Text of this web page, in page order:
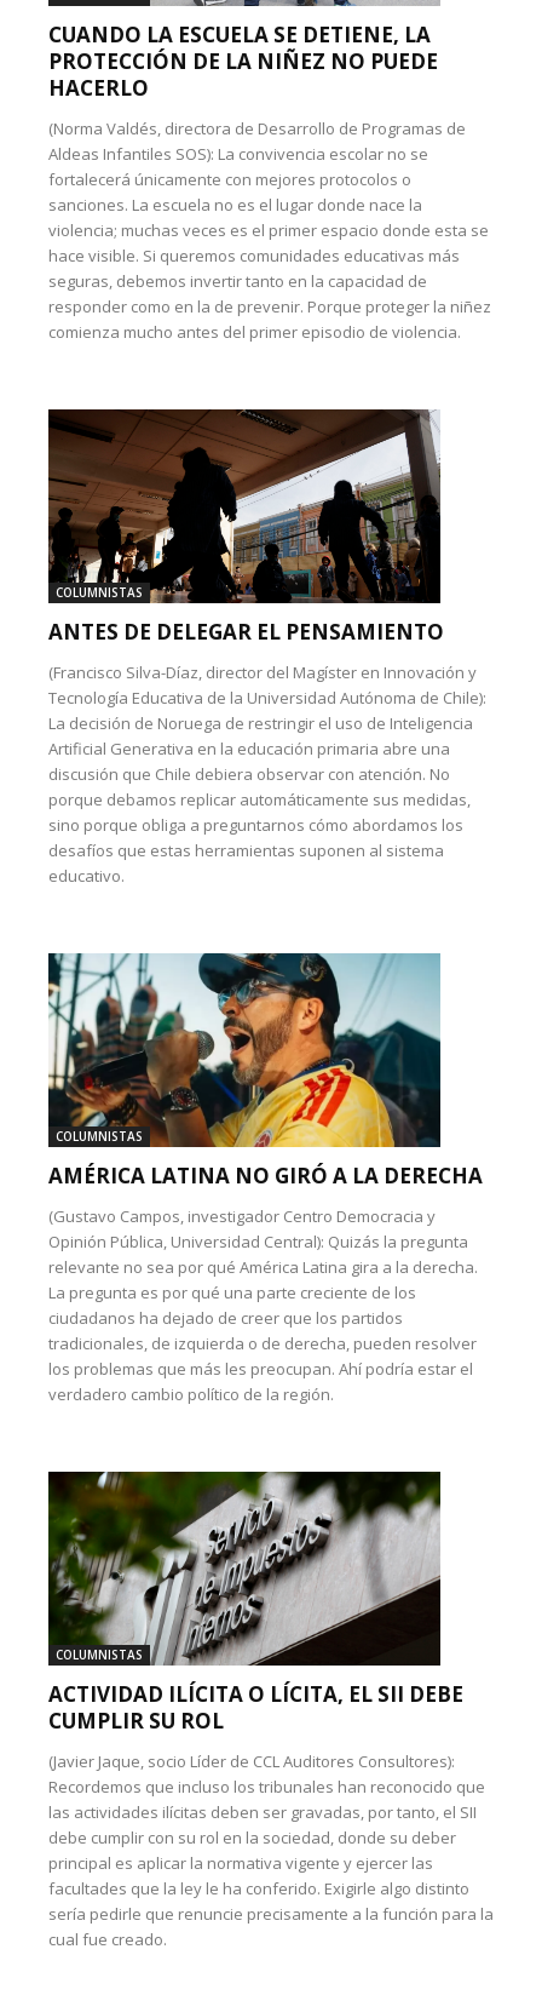
CUANDO LA ESCUELA SE DETIENE, LA
PROTECCIÓN DE LA NIÑEZ NO PUEDE
HACERLO
(Norma Valdés, directora de Desarrollo de Programas de
Aldeas Infantiles SOS): La convivencia escolar no se
fortalecerá únicamente con mejores protocolos o
sanciones. La escuela no es el lugar donde nace la
violencia; muchas veces es el primer espacio donde esta se
hace visible. Si queremos comunidades educativas más
seguras, debemos invertir tanto en la capacidad de
responder como en la de prevenir. Porque proteger la niñez
comienza mucho antes del primer episodio de violencia.
COLUMNISTAS
ANTES DE DELEGAR EL PENSAMIENTO
(Francisco Silva-Díaz, director del Magíster en Innovación y
Tecnología Educativa de la Universidad Autónoma de Chile):
La decisión de Noruega de restringir el uso de Inteligencia
Artificial Generativa en la educación primaria abre una
discusión que Chile debiera observar con atención. No
porque debamos replicar automáticamente sus medidas,
sino porque obliga a preguntarnos cómo abordamos los
desafíos que estas herramientas suponen al sistema
educativo.
COLUMNISTAS
AMÉRICA LATINA NO GIRÓ A LA DERECHA
(Gustavo Campos, investigador Centro Democracia y
Opinión Pública, Universidad Central): Quizás la pregunta
relevante no sea por qué América Latina gira a la derecha.
La pregunta es por qué una parte creciente de los
ciudadanos ha dejado de creer que los partidos
tradicionales, de izquierda o de derecha, pueden resolver
los problemas que más les preocupan. Ahí podría estar el
verdadero cambio político de la región.
COLUMNISTAS
ACTIVIDAD ILÍCITA O LÍCITA, EL SII DEBE
CUMPLIR SU ROL
(Javier Jaque, socio Líder de CCL Auditores Consultores):
Recordemos que incluso los tribunales han reconocido que
las actividades ilícitas deben ser gravadas, por tanto, el SII
debe cumplir con su rol en la sociedad, donde su deber
principal es aplicar la normativa vigente y ejercer las
facultades que la ley le ha conferido. Exigirle algo distinto
sería pedirle que renuncie precisamente a la función para la
cual fue creado.